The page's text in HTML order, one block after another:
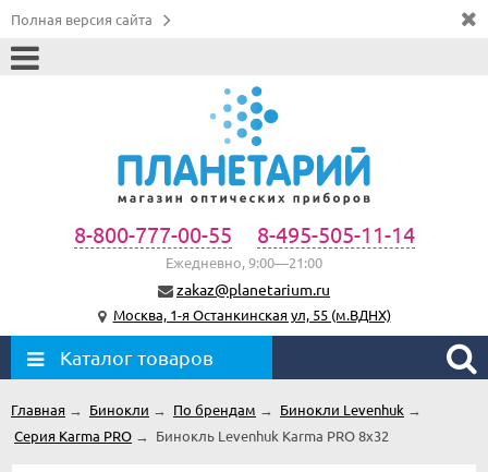
Полная версия сайта
8-800-777-00-55 8-495-505-11-14
Ежедневно, 9:00—21:00
zakaz@planetarium.ru
Москва, 1-я Останкинская ул, 55 (м.ВДНХ)
Каталог товаров
Главная → Бинокли → По брендам → Бинокли Levenhuk →
Серия Karma PRO → Бинокль Levenhuk Karma PRO 8x32